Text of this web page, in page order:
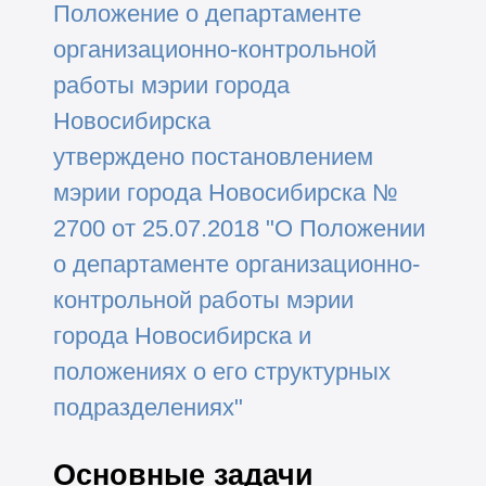
Положение о департаменте
организационно-контрольной
работы мэрии города
Новосибирска
утверждено постановлением
мэрии города Новосибирска №
2700 от 25.07.2018 "О Положении
о департаменте организационно-
контрольной работы мэрии
города Новосибирска и
положениях о его структурных
подразделениях"
Основные задачи